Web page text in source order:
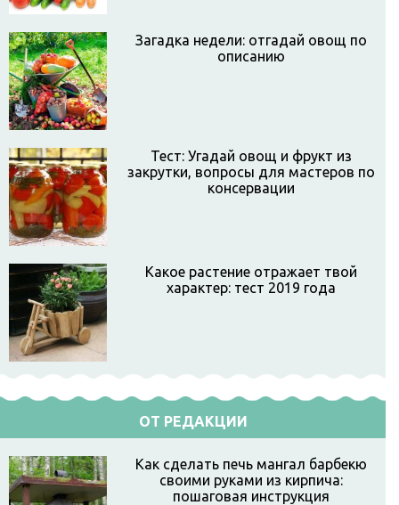
Загадка недели: отгадай овощ по
описанию
Тест: Угадай овощ и фрукт из
закрутки, вопросы для мастеров по
консервации
Какое растение отражает твой
характер: тест 2019 года
ОТ РЕДАКЦИИ
Как сделать печь мангал барбекю
своими руками из кирпича:
пошаговая инструкция